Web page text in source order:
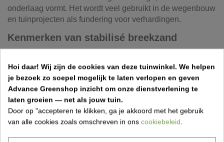
onderlaag vormt. Het wordt veel gebruikt in de wegenbouw
en tuinprojecten als fundering voor verhardingen.
Kenmerken van stabilisé breekzand
Verpakking: Big bag 1m³
Toepassing: Fundering en onderlaag
Eigenschappen: Sterk, verdichtbaar en stabiel
Gebruik: Klaar voor verwerking op de werf
Voordelen van stabilisé
Hoi daar! Wij zijn de cookies van deze tuinwinkel. We helpen
je bezoek zo soepel mogelijk te laten verlopen en geven
Advance Greenshop inzicht om onze dienstverlening te
laten groeien — net als jouw tuin.
Door op "accepteren te klikken, ga je akkoord met het gebruik
van alle cookies zoals omschreven in ons cookiebeleid